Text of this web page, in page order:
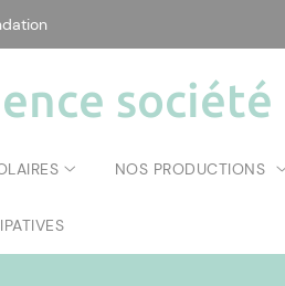
société |
NOS PRODUCTIONS